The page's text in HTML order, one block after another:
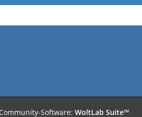
Community-Software: WoltLab Suite™